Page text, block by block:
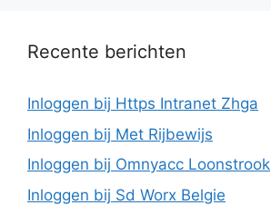
Recente berichten
Inloggen bij Https Intranet Zhga
Inloggen bij Met Rijbewijs
Inloggen bij Omnyacc Loonstrook
Inloggen bij Sd Worx Belgie